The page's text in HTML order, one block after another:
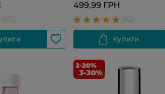
499,99 ГРН